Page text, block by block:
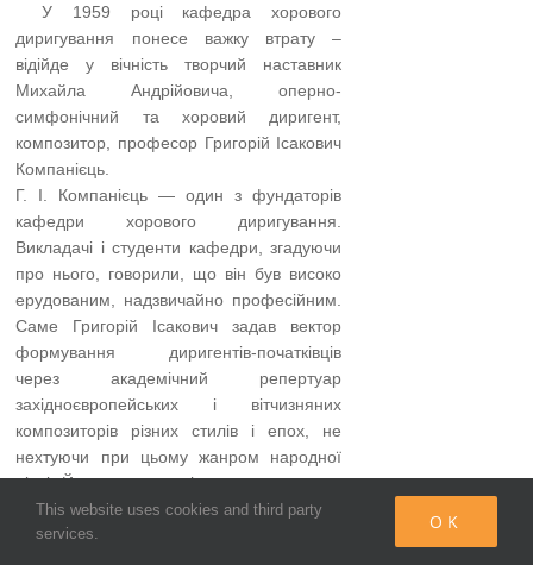
…..У 1959 році кафедра хорового
диригування понесе важку втрату –
відійде у вічність творчий наставник
Михайла Андрійовича, оперно-
симфонічний та хоровий диригент,
композитор, професор Григорій Ісакович
Компанієць.
Г. І. Компанієць — один з фундаторів
кафедри хорового диригування.
Викладачі і студенти кафедри, згадуючи
про нього, говорили, що він був високо
ерудованим, надзвичайно професійним.
Саме Григорій Ісакович задав вектор
формування диригентів-початківців
через академічний репертуар
західноєвропей­ських і вітчизняних
композиторів різних стилів і епох, не
нехтуючи при цьому жанром народної
пісні. Йому належить ідея впровадження
в програми студентів оперно-хорових
сцен, в чому отримав підтримку з боку Н.
This website uses cookies and third party
services.
OK